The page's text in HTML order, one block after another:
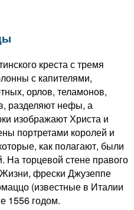
креста с тремя
с капителями,
орлов, теламонов,
разделяют нефы, а
изображают Христа и
портретами королей и
как полагают, были
На торцевой стене правого
фрески Джузеппе
(известные в Италии
1556 годом.